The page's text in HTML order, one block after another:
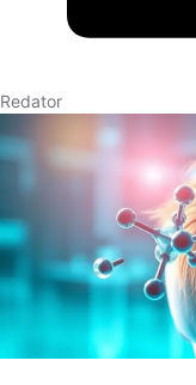
Redator